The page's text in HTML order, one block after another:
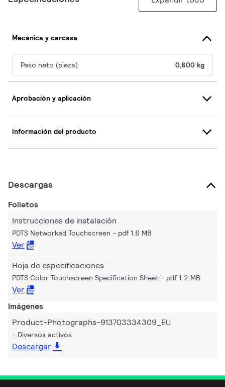
Mecánica y carcasa
Peso neto (pieza) 0,600 kg
Aprobación y aplicación
Información del producto
Descargas
Folletos
Instrucciones de instalación
PDTS Networked Touchscreen pdf 1.6 MB
Ver
Hoja de especificaciones
PDTS Color Touchscreen Specification Sheet pdf 1.2 MB
Ver
Imágenes
Product-Photographs-913703334309_EU
Diversos activos
Descargar